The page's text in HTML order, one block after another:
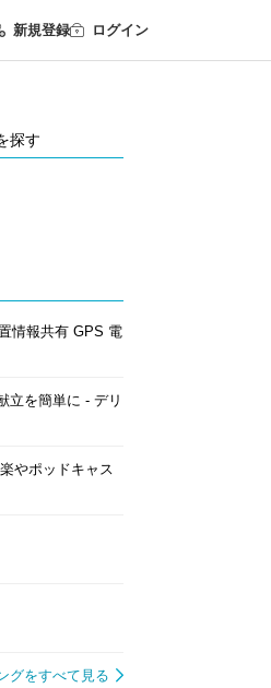
新規登録 ログイン
探す
情報共有 GPS 電
立を簡単‪に - デリ
やポッドキャス
グをすべて見る